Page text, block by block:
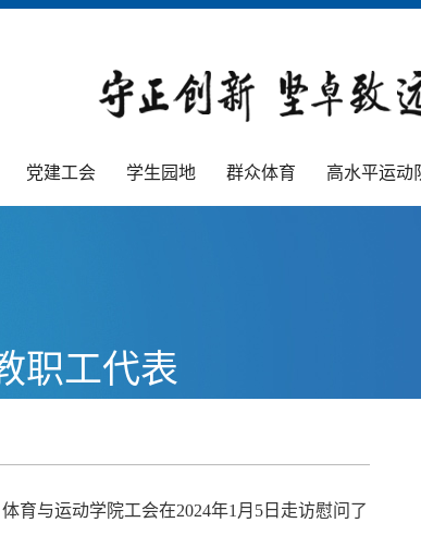
党建工会 学生园地 群众体育 高水平运动
职工代表
育与运动学院工会在2024年1月5日走访慰问了